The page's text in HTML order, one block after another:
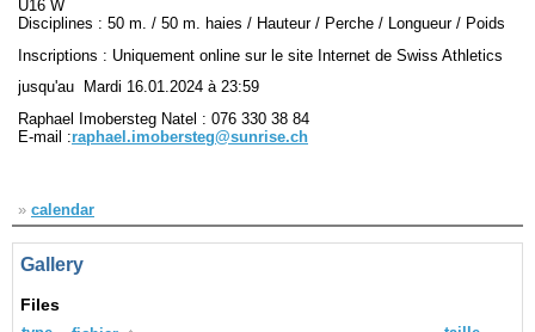
Archives
recherche
site map
Ouverture de session
U16 W
Disciplines : 50 m. / 50 m. haies / Hauteur / Perche / Longueur / Poids
Inscriptions : Uniquement online sur le site Internet de Swiss Athletics
jusqu'au Mardi 16.01.2024 à 23:59
Raphael Imobersteg Natel : 076 330 38 84
E-mail :raphael.imobersteg@sunrise.ch
» calendar
Gallery
Files